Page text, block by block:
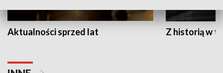
Aktualności sprzed lat Z historią w